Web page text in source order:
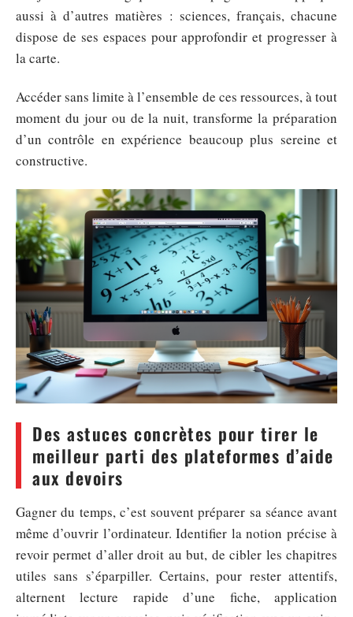
aussi à d’autres matières : sciences, français, chacune
dispose de ses espaces pour approfondir et progresser à
la carte.
Accéder sans limite à l’ensemble de ces ressources, à tout
moment du jour ou de la nuit, transforme la préparation
d’un contrôle en expérience beaucoup plus sereine et
constructive.
Des astuces concrètes pour tirer le
meilleur parti des plateformes d’aide
aux devoirs
Gagner du temps, c’est souvent préparer sa séance avant
même d’ouvrir l’ordinateur. Identifier la notion précise à
revoir permet d’aller droit au but, de cibler les chapitres
utiles sans s’éparpiller. Certains, pour rester attentifs,
alternent lecture rapide d’une fiche, application